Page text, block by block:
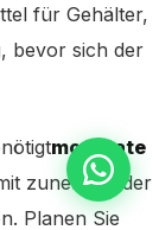
für Gehälter,
bevor sich der
moderate
zunehmender
Planen Sie